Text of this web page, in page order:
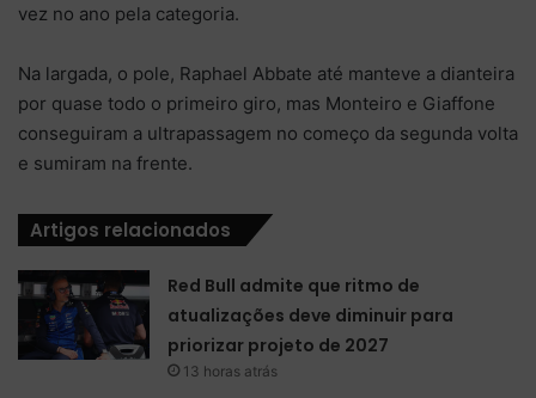
vez no ano pela categoria.
Na largada, o pole, Raphael Abbate até manteve a dianteira
por quase todo o primeiro giro, mas Monteiro e Giaffone
conseguiram a ultrapassagem no começo da segunda volta
e sumiram na frente.
Artigos relacionados
Red Bull admite que ritmo de
atualizações deve diminuir para
priorizar projeto de 2027
13 horas atrás